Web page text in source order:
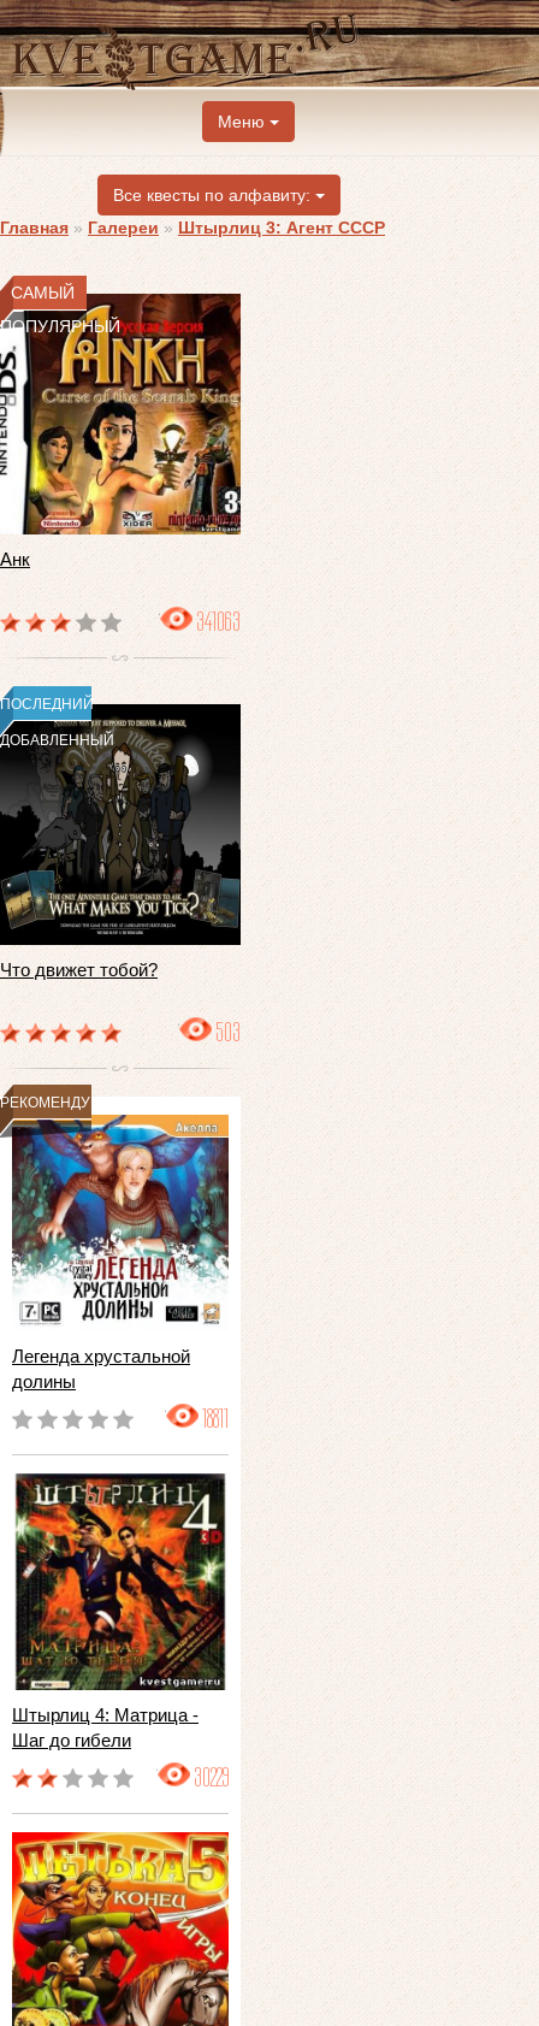
Меню
Все квесты по алфавиту:
Главная » Галереи » Штырлиц 3: Агент СССР
САМЫЙ
ПОПУЛЯРНЫЙ
Анк
341063
ПОСЛЕДНИЙ
ДОБАВЛЕННЫЙ
Что движет тобой?
503
РЕКОМЕНДУЕМ
Легенда хрустальной
долины
18811
Штырлиц 4: Матрица -
Шаг до гибели
30229